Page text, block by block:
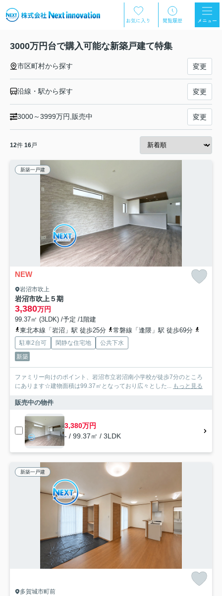
3000万円台で購入可能な新築戸建て特集
市区町村から探す 変更
沿線・駅から探す 変更
3000～3999万円,販売中 変更
12件 16戸
新築一戸建
NEW
岩沼市吹上
岩沼市吹上５期
3,380万円
99.37㎡ (3LDK) /予定 /1階建
東北本線「岩沼」駅 徒歩25分
常磐線「逢隈」駅 徒歩69分
駐車2台可 閑静な住宅地
公共下水
新築
ファミリー向けのポイント、岩沼市立岩沼南小学校が徒歩7分のところ
にあります☆建物面積は99.37㎡となっており広々とした...
もっと見る
販売中の物件
3,380万円
- / 99.37㎡ / 3LDK
新築一戸建
多賀城市町前